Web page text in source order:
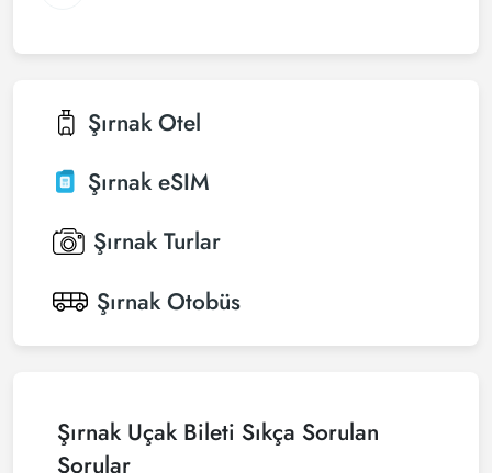
Şırnak Otel
Şırnak eSIM
Şırnak Turlar
Şırnak Otobüs
Şırnak Uçak Bileti Sıkça Sorulan
Sorular